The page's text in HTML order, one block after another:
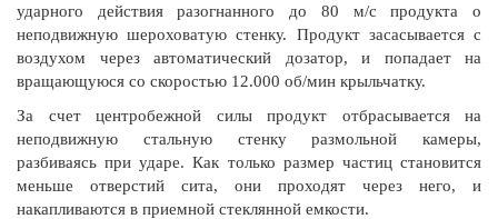
ударного действия разогнанного до 80 м/с продукта о
неподвижную шероховатую стенку. Продукт засасывается с
воздухом через автоматический дозатор, и попадает на
вращающуюся со скоростью 12.000 об/мин крыльчатку.
За счет центробежной силы продукт отбрасывается на
неподвижную стальную стенку размольной камеры,
разбиваясь при ударе. Как только размер частиц становится
меньше отверстий сита, они проходят через него, и
накапливаются в приемной стеклянной емкости.